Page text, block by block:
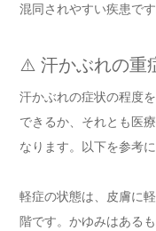
混同されやすい疾患です
⚠️ 汗かぶれの重
汗かぶれの症状の程度
できるか、それとも医
なります。以下を参考
軽症の状態は、皮膚に
階です。かゆみはある